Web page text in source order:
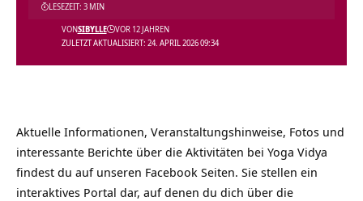
ZULETZT AKTUALISIERT: 24. APRIL 2026 09:34
VONSIBYLLE VOR 12 JAHREN
LESEZEIT: 3 MIN
Aktuelle Informationen, Veranstaltungshinweise, Fotos und
interessante Berichte über die Aktivitäten bei Yoga Vidya
findest du auf unseren Facebook Seiten. Sie stellen ein
interaktives Portal dar, auf denen du dich über die